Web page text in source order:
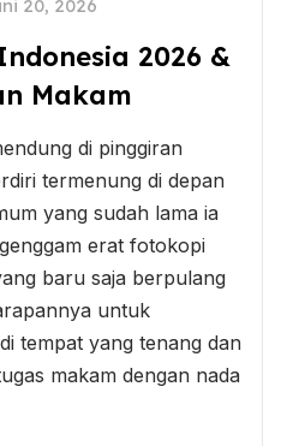
20, 2026
2026 &
Makam
di pinggiran
termenung di depan
yang sudah lama ia
erat fotokopi
baru saja berpulang
untuk
tempat yang tenang dan
makam dengan nada